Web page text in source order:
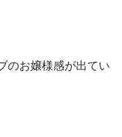
のお嬢様感が出てい